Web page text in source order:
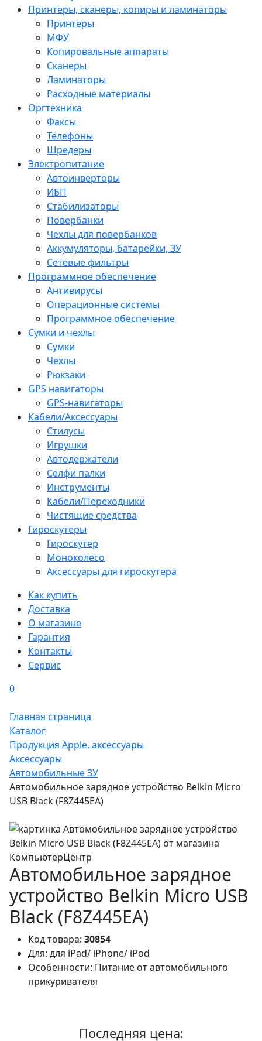
Принтеры, сканеры, копиры и ламинаторы
Принтеры
МФУ
Копировальные аппараты
Сканеры
Ламинаторы
Расходные материалы
Оргтехника
Факсы
Телефоны
Шредеры
Электропитание
Автоинверторы
ИБП
Стабилизаторы
Повербанки
Чехлы для повербанков
Аккумуляторы, батарейки, ЗУ
Сетевые фильтры
Программное обеспечение
Антивирусы
Операционные системы
Программное обеспечение
Сумки и чехлы
Сумки
Чехлы
Рюкзаки
GPS навигаторы
GPS-навигаторы
Кабели/Аксессуары
Стилусы
Игрушки
Автодержатели
Селфи палки
Инструменты
Кабели/Переходники
Чистящие средства
Гироскутеры
Гироскутер
Моноколесо
Аксессуары для гироскутера
Как купить
Доставка
О магазине
Гарантия
Контакты
Сервис
0
Главная страница
Каталог
Продукция Apple, аксессуары
Аксессуары
Автомобильные ЗУ
Автомобильное зарядное устройство Belkin Micro
USB Black (F8Z445EA)
Автомобильное зарядное
устройство Belkin Micro USB
Black (F8Z445EA)
Код товара: 30854
Для: для iPad/ iPhone/ iPod
Особенности: Питание от автомобильного
прикуривателя
Последняя цена: